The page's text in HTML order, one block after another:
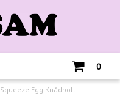
0
Squeeze Egg Knådboll